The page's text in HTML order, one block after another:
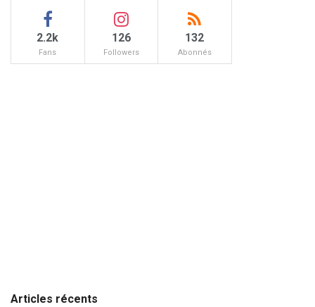
2.2k
Fans
126
Followers
132
Abonnés
Articles récents